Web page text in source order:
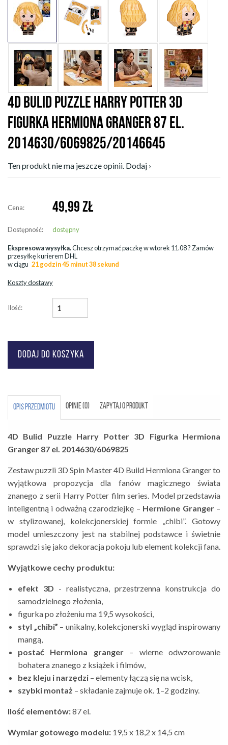
4D BULID PUZZLE HARRY POTTER 3D
FIGURKA HERMIONA GRANGER 87 EL.
2014630/6069825/20146645
Ten produkt nie ma jeszcze opinii. Dodaj ›
Cena: 49,99 ZŁ
Dostępność: dostępny
Ekspresowa wysyłka.Chcesz otrzymać paczkę wwtorek 11.08? Zamów
przesyłkę kurierem DHL
w ciągu 21 godzin 45 minut 38 sekund
Koszty dostawy
Ilość:
OPIS PRZEDMIOTU OPINIE (0) ZAPYTAJ O PRODUKT
4D Bulid Puzzle Harry Potter 3D Figurka Hermiona
Granger 87 el. 2014630/6069825
Zestaw puzzli 3D Spin Master4D Build Hermiona Grangerto
wyjątkowa propozycja dla fanów magicznego świata
znanego z serii Harry Potter film series . Model przedstawia
inteligentną i odważną czarodziejkę – Hermione Granger–
w stylizowanej, kolekcjonerskiej formie „chibi”. Gotowy
model umieszczony jest na stabilnej podstawce i świetnie
sprawdzi się jako dekoracja pokoju lub element kolekcji fana.
Wyjątkowe cechy produktu:
efekt 3D - realistyczna, przestrzenna konstrukcja do
samodzielnego złożenia,
figurka po złożeniu ma 19,5 wysokości,
styl „chibi” – unikalny, kolekcjonerski wygląd inspirowany
mangą,
postać Hermiona granger – wierne odwzorowanie
bohatera znanego z książek i filmów,
bez kleju i narzędzi – elementy łączą się na wcisk,
szybki montaż – składanie zajmuje ok. 1–2 godziny.
Ilość elementów:87 el.
Wymiar gotowego modelu: 19,5 x 18,2 x 14,5 cm